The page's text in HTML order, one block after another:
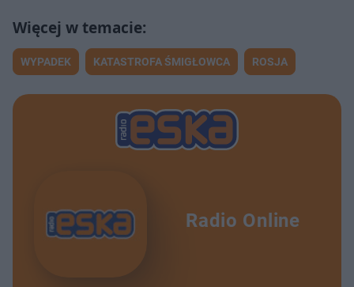
WYPADEK KATASTROFA ŚMIGŁOWCA ROSJA
Radio Online